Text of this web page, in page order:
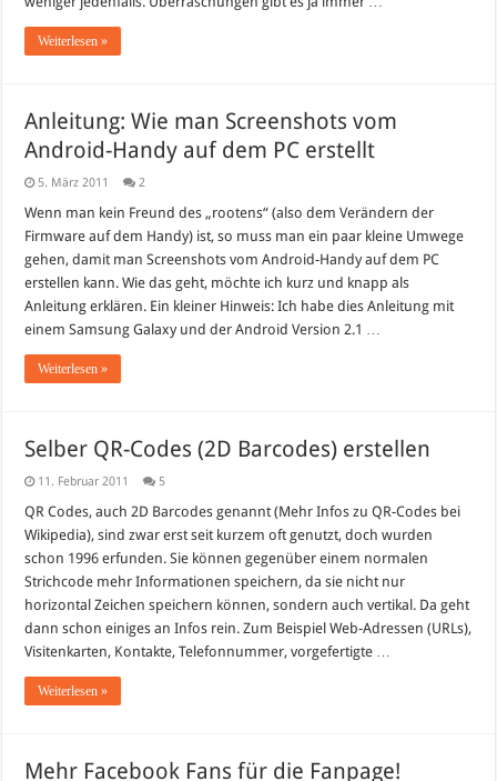
Weiterlesen »
Anleitung: Wie man Screenshots vom
Android-Handy auf dem PC erstellt
5. März 2011 2
Wenn man kein Freund des „rootens“ (also dem Verändern der
Firmware auf dem Handy) ist, so muss man ein paar kleine Umwege
gehen, damit man Screenshots vom Android-Handy auf dem PC
erstellen kann. Wie das geht, möchte ich kurz und knapp als
Anleitung erklären. Ein kleiner Hinweis: Ich habe dies Anleitung mit
einem Samsung Galaxy und der Android Version 2.1 …
Weiterlesen »
Selber QR-Codes (2D Barcodes) erstellen
11. Februar 2011 5
QR Codes, auch 2D Barcodes genannt (Mehr Infos zu QR-Codes bei
Wikipedia), sind zwar erst seit kurzem oft genutzt, doch wurden
schon 1996 erfunden. Sie können gegenüber einem normalen
Strichcode mehr Informationen speichern, da sie nicht nur
horizontal Zeichen speichern können, sondern auch vertikal. Da geht
dann schon einiges an Infos rein. Zum Beispiel Web-Adressen (URLs),
Visitenkarten, Kontakte, Telefonnummer, vorgefertigte …
Weiterlesen »
Mehr Facebook Fans für die Fanpage!